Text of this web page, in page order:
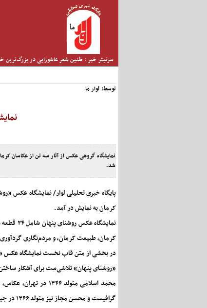
سرتیتر خبر : طنین شعر عاشورایی در بزرگ‌ترین
سوگواره ملی چشمه‌سار در رفسنجان
توسط: لوار ما
شد.
پایگاه خبری تحلیلی لوار/ نمایشگاه عکس
کرمان به نمایش در آمد.
کرمان، طبیعت کرمان، و مردم‌نگاری
در بخشی از متن قاب نخست نمایشگاه عکس
«روشنای پنهان» تلاشی‌ست برای آشکار
گرافیست و محسن مجاز نیز متولد ۱۳۶۶ در جیرفت صاحبان اثر در نمایشگاه «روشنای پنهان» هستند.